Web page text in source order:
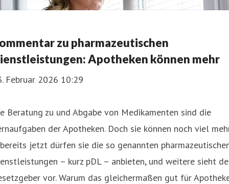
zu pharmazeutischen
Apotheken können mehr
Februar 2026 10:29
Beratung zu und Abgabe von Medikamenten sind die
der Apotheken. Doch sie können noch viel
jetzt dürfen sie die so genannten
– kurz pDL – anbieten, und weitere sieht
vor. Warum das gleichermaßen gut für